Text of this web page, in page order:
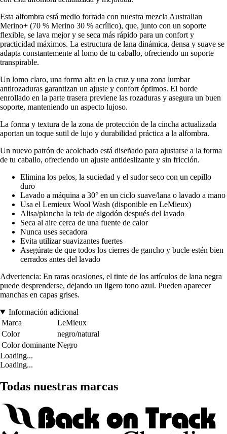
Esta alfombra está medio forrada con nuestra mezcla Australian
Merino+ (70 % Merino 30 % acrílico), que, junto con un soporte
flexible, se lava mejor y se seca más rápido para un confort y
practicidad máximos. La estructura de lana dinámica, densa y suave se
adapta constantemente al lomo de tu caballo, ofreciendo un soporte
transpirable.
Un lomo claro, una forma alta en la cruz y una zona lumbar
antirozaduras garantizan un ajuste y confort óptimos. El borde
enrollado en la parte trasera previene las rozaduras y asegura un buen
soporte, manteniendo un aspecto lujoso.
La forma y textura de la zona de protección de la cincha actualizada
aportan un toque sutil de lujo y durabilidad práctica a la alfombra.
Un nuevo patrón de acolchado está diseñado para ajustarse a la forma
de tu caballo, ofreciendo un ajuste antideslizante y sin fricción.
Elimina los pelos, la suciedad y el sudor seco con un cepillo
duro
Lavado a máquina a 30° en un ciclo suave/lana o lavado a mano
Usa el Lemieux Wool Wash (disponible en LeMieux)
Alisa/plancha la tela de algodón después del lavado
Seca al aire cerca de una fuente de calor
Nunca uses secadora
Evita utilizar suavizantes fuertes
Asegúrate de que todos los cierres de gancho y bucle estén bien
cerrados antes del lavado
Advertencia: En raras ocasiones, el tinte de los artículos de lana negra
puede desprenderse, dejando un ligero tono azul. Pueden aparecer
manchas en capas grises.
Información adicional
Marca
LeMieux
Color
negro/natural
Color dominante Negro
Loading...
Loading...
Todas nuestras marcas